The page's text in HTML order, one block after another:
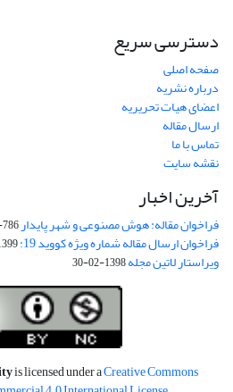
دسترسی سریع
صفحه اصلی
درباره نشریه
اعضای هیات تحریریه
ارسال مقاله
تماس با ما
نقشه سایت
آخرین اخبار
فراخوان مقاله: هوش مصنوعی و شهر پایدار786-01-0-1279
فراخوان ارسال مقاله شماره ویژه کووید 19: 04-23
ویراستار لاتین مجله1398-02-30
is licensed under aCreative Commons